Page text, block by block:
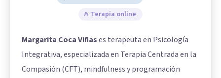
Terapia online
Margarita Coca Viñases terapeuta en Psicología
Integrativa, especializada en Terapia Centrada en la
Compasión (CFT), mindfulness y programación